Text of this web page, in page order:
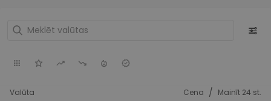
Valūta Cena / Mainīt 24 st.